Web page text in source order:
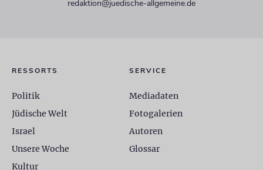
redaktion@juedische-allgemeine.de
RESSORTS
Politik
Jüdische Welt
Israel
Unsere Woche
Kultur
SERVICE
Mediadaten
Fotogalerien
Autoren
Glossar